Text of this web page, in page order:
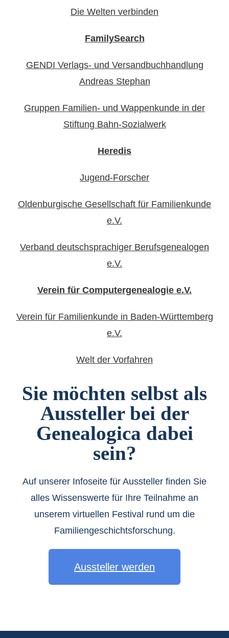
Die Welten verbinden
FamilySearch
GENDI Verlags- und Versandbuchhandlung
Andreas Stephan
Gruppen Familien- und Wappenkunde in der
Stiftung Bahn-Sozialwerk
Heredis
Jugend-Forscher
Oldenburgische Gesellschaft für Familienkunde
e.V.
Verband deutschsprachiger Berufsgenealogen
e.V.
Verein für Computergenealogie e.V.
Verein für Familienkunde in Baden-Württemberg
e.V.
Welt der Vorfahren
Sie möchten selbst als
Aussteller bei der
Genealogica dabei
sein?
Auf unserer Infoseite für Aussteller finden Sie
alles Wissenswerte für Ihre Teilnahme an
unserem virtuellen Festival rund um die
Familiengeschichtsforschung.
Aussteller werden